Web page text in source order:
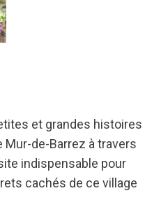
et grandes histoires
Mur-de-Barrez à travers
indispensable pour
cachés de ce village